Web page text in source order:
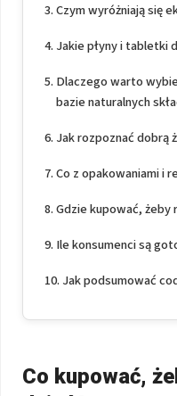
Czym wyróżniają się
Jakie płyny i tabletki
Dlaczego warto
bazie naturalnych
Jak rozpoznać dobrą
Co z opakowaniami i
Gdzie kupować, żeby
Ile konsumenci są
Jak podsumować
Co kupować,